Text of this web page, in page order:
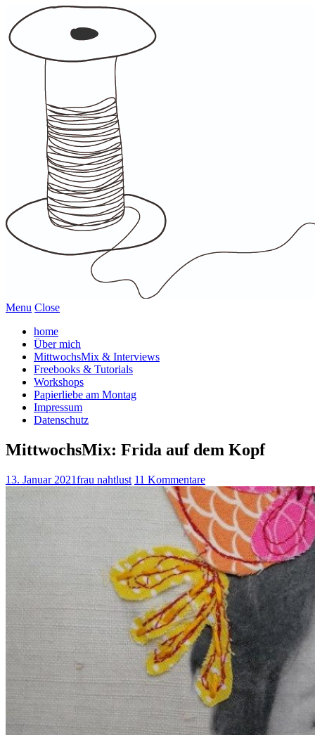
Menu Close
home
Über mich
MittwochsMix & Interviews
Freebooks & Tutorials
Workshops
Papierliebe am Montag
Impressum
Datenschutz
MittwochsMix: Frida auf dem Kopf
13. Januar 2021frau nahtlust 11 Kommentare